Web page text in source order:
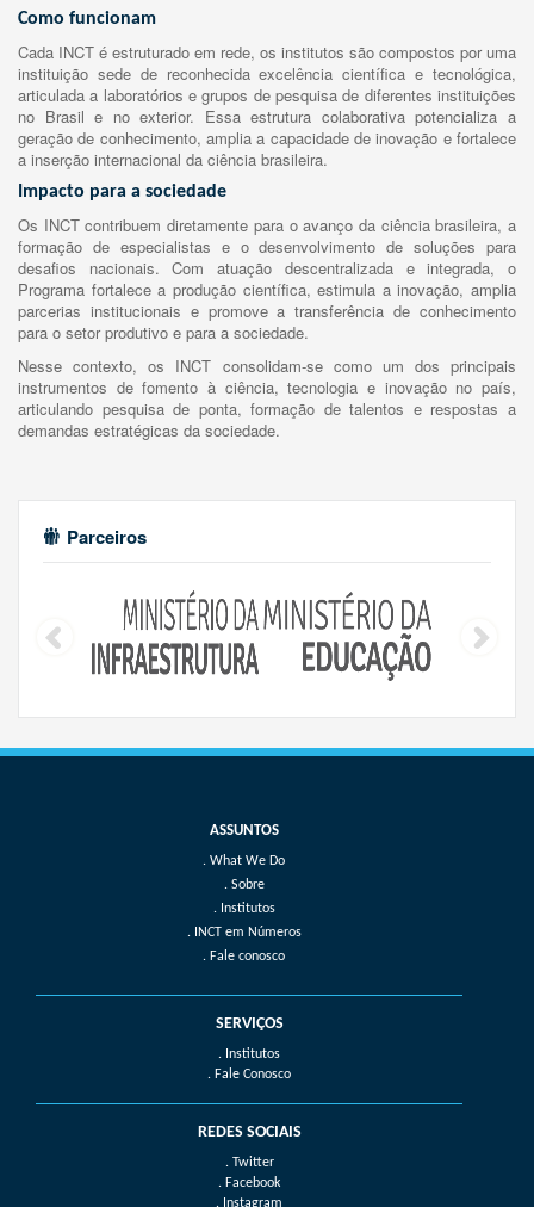
Como funcionam
Cada INCT é estruturado em rede, os institutos são compostos por uma
instituição sede de reconhecida excelência científica e tecnológica,
articulada a laboratórios e grupos de pesquisa de diferentes instituições
no Brasil e no exterior. Essa estrutura colaborativa potencializa a
geração de conhecimento, amplia a capacidade de inovação e fortalece
a inserção internacional da ciência brasileira.
Impacto para a sociedade
Os INCT contribuem diretamente para o avanço da ciência brasileira, a
formação de especialistas e o desenvolvimento de soluções para
desafios nacionais. Com atuação descentralizada e integrada, o
Programa fortalece a produção científica, estimula a inovação, amplia
parcerias institucionais e promove a transferência de conhecimento
para o setor produtivo e para a sociedade.
Nesse contexto, os INCT consolidam-se como um dos principais
instrumentos de fomento à ciência, tecnologia e inovação no país,
articulando pesquisa de ponta, formação de talentos e respostas a
demandas estratégicas da sociedade.
Parceiros
What We Do
Sobre
Institutos
INCT em Números
Fale conosco
SERVIÇOS
. Institutos
. Fale Conosco
REDES SOCIAIS
. Twitter
. Facebook
. Instagram